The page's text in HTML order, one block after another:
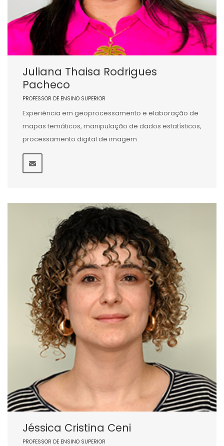
Juliana Thaisa Rodrigues
Pacheco
PROFESSOR DE ENSINO SUPERIOR
Experiência em geoprocessamento e elaboração de
mapas temáticos, manipulação de dados estatísticos,
processamento digital de imagem.
Jéssica Cristina Ceni
PROFESSOR DE ENSINO SUPERIOR